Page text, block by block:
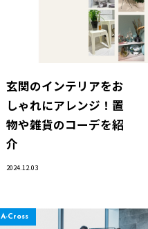
玄関のインテリアをお
しゃれにアレンジ！置
物や雑貨のコーデを紹
介
2024.12.03
A-Cross